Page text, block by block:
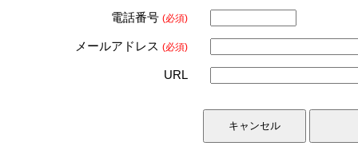
電話番号 (必須)
メールアドレス (必須)
URL